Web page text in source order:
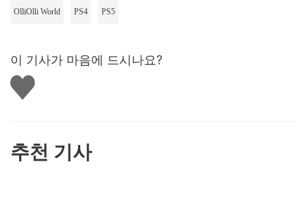
OlliOlli World PS4 PS5
이 기사가 마음에 드시나요?
좋
아
추천 기사